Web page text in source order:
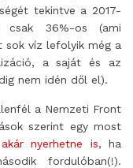
tekintve a 2017-
csak 36%-os (ami
sok víz lefolyik még a
a saját és az
nem idén dől el).
a Nemzeti Front
szerint egy most
akár nyerhetne is, ha
fordulóban(!).